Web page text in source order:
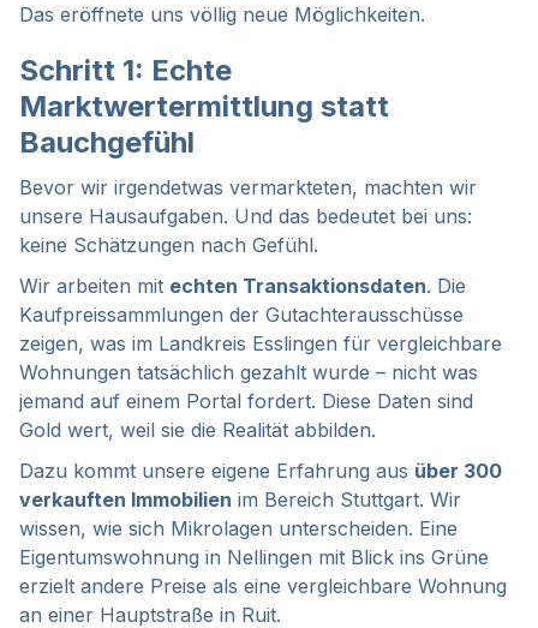
Das eröffnete uns völlig neue Möglichkeiten.
Schritt 1: Echte
Marktwertermittlung statt
Bauchgefühl
Bevor wir irgendetwas vermarkteten, machten wir
unsere Hausaufgaben. Und das bedeutet bei uns:
keine Schätzungen nach Gefühl.
Wir arbeiten mit echten Transaktionsdaten. Die
Kaufpreissammlungen der Gutachterausschüsse
zeigen, was im Landkreis Esslingen für vergleichbare
Wohnungen tatsächlich gezahlt wurde – nicht was
jemand auf einem Portal fordert. Diese Daten sind
Gold wert, weil sie die Realität abbilden.
Dazu kommt unsere eigene Erfahrung aus über 300
verkauften Immobilien im Bereich Stuttgart. Wir
wissen, wie sich Mikrolagen unterscheiden. Eine
Eigentumswohnung in Nellingen mit Blick ins Grüne
erzielt andere Preise als eine vergleichbare Wohnung
an einer Hauptstraße in Ruit.